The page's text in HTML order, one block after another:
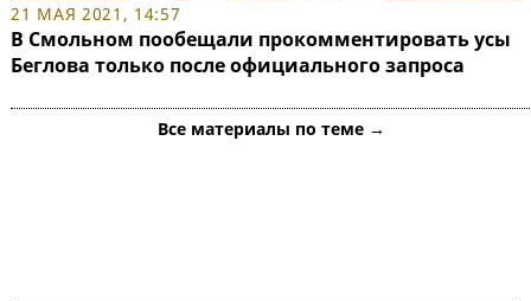
21 МАЯ 2021, 14:57
В Смольном пообещали прокомментировать усы
Беглова только после официального запроса
Все материалы по теме →